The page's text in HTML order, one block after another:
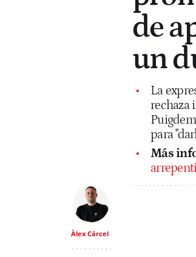
de
un
La
rechaza
para
Más
Àlex Cárcel